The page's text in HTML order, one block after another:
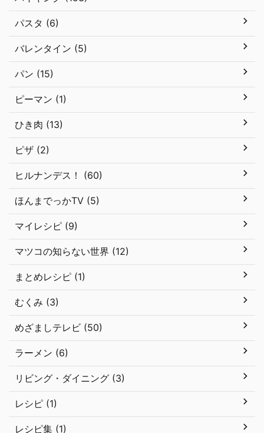
パスタ (6)
バレンタイン (5)
パン (15)
ピーマン (1)
ひき肉 (13)
ピザ (2)
ヒルナンデス！ (60)
ほんまでっかTV (5)
マイレシピ (9)
マツコの知らない世界 (12)
まとめレシピ (1)
むくみ (3)
めざましテレビ (50)
ラーメン (6)
リビング・ダイニング (3)
レシピ (1)
レシピ集 (1)